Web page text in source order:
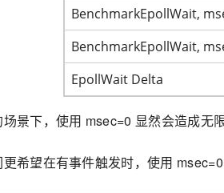
BenchmarkEpollWait,
BenchmarkEpollWait,
EpollWait Delta
景下，使用 msec=0 显然会造成无
希望在有事件触发时，使用